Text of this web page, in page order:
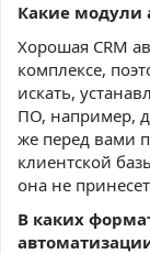
Какие модули
Хорошая CRM
комплексе,
искать,
ПО, например,
же перед вами
клиентской
она не
В каких